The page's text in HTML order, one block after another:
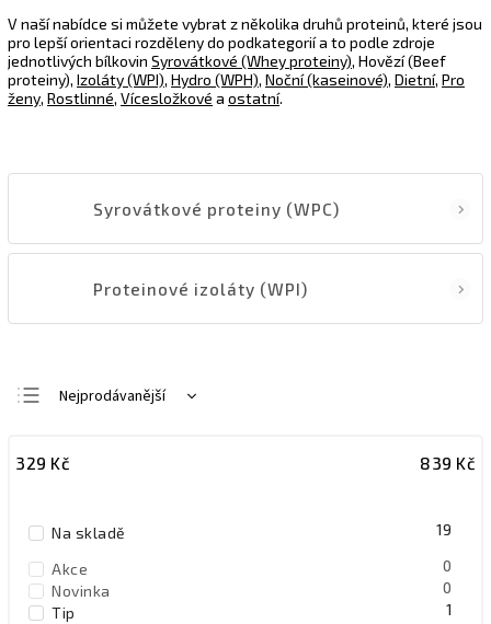
V naší nabídce si můžete vybrat z několika druhů proteinů, které jsou
pro lepší orientaci rozděleny do podkategorií a to podle zdroje
jednotlivých bílkovin Syrovátkové (Whey proteiny), Hovězí (Beef
proteiny), Izoláty (WPI), Hydro (WPH), Noční (kaseinové), Dietní, Pro
ženy, Rostlinné, Vícesložkové a ostatní.
Syrovátkové proteiny (WPC)
Proteinové izoláty (WPI)
Nejlevnější
Nejprodávanější
Abecedně
329 Kč 839 Kč
Na skladě 19
Akce 0
Novinka 0
Tip 1